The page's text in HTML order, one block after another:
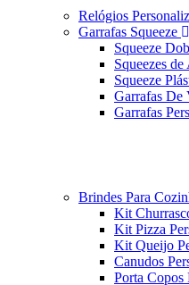
Relógios
Garrafas Squeeze
Squeeze
Squeezes
Squeeze
Garrafas De
Garrafas
Brindes Para
Kit
Kit Pizza
Kit Queijo
Canudos
Porta Copos